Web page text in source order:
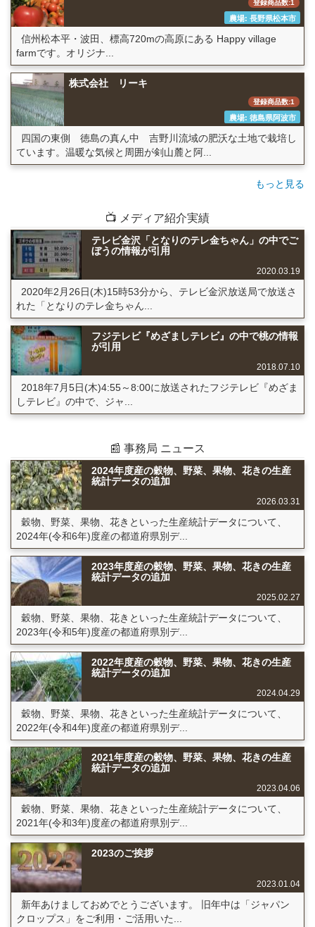
登録商品数:1
農場: 長野県松本市
信州松本平・波田、標高720mの高原にある Happy village
farmです。オリジナ...
株式会社 リーキ
登録商品数:1
農場: 徳島県阿波市
四国の東側 徳島の真ん中 吉野川流域の肥沃な土地で栽培し
ています。温暖な気候と周囲が剣山麓と阿...
もっと見る
📺 メディア紹介実績
テレビ金沢「となりのテレ金ちゃん」の中でご
ぼうの情報が引用
2020.03.19
2020年2月26日(木)15時53分から、テレビ金沢放送局で放送さ
れた「となりのテレ金ちゃん...
フジテレビ『めざましテレビ』の中で桃の情報
が引用
2018.07.10
2018年7月5日(木)4:55～8:00に放送されたフジテレビ『めざま
しテレビ』の中で、ジャ...
📰 事務局 ニュース
2024年度産の穀物、野菜、果物、花きの生産
統計データの追加
2026.03.31
穀物、野菜、果物、花きといった生産統計データについて、
2024年(令和6年)度産の都道府県別デ...
2023年度産の穀物、野菜、果物、花きの生産
統計データの追加
2025.02.27
穀物、野菜、果物、花きといった生産統計データについて、
2023年(令和5年)度産の都道府県別デ...
2022年度産の穀物、野菜、果物、花きの生産
統計データの追加
2024.04.29
穀物、野菜、果物、花きといった生産統計データについて、
2022年(令和4年)度産の都道府県別デ...
2021年度産の穀物、野菜、果物、花きの生産
統計データの追加
2023.04.06
穀物、野菜、果物、花きといった生産統計データについて、
2021年(令和3年)度産の都道府県別デ...
2023のご挨拶
2023.01.04
新年あけましておめでとうございます。 旧年中は「ジャパン
クロップス」をご利用・ご活用いた...